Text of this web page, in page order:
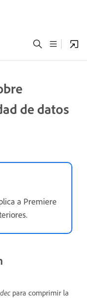
de datos
a Premiere
para comprimir la